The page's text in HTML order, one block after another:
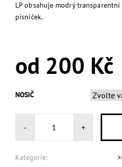
LP obsahuje modrý
písniček.
od 200 Kč
NOSIČ
- +
Kategorie: